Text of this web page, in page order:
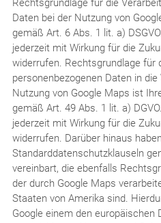
Daten bei der Nutzung von
gemäß Art. 6 Abs. 1 lit. a)
jederzeit mit Wirkung für die
widerrufen. Rechtsgrundlage für
personenbezogenen Daten in
Nutzung von Google Maps ist
gemäß Art. 49 Abs. 1 lit. a)
jederzeit mit Wirkung für die
widerrufen. Darüber hinaus
Standarddatenschutzklauseln
vereinbart, die ebenfalls
der durch Google Maps
Staaten von Amerika sind.
Google einem den europäischen